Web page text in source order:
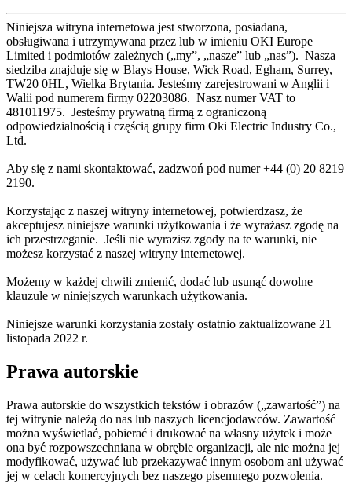
Niniejsza witryna internetowa jest stworzona, posiadana,
obsługiwana i utrzymywana przez lub w imieniu OKI Europe
Limited i podmiotów zależnych („my”, „nasze” lub „nas”). Nasza
siedziba znajduje się w Blays House, Wick Road, Egham, Surrey,
TW20 0HL, Wielka Brytania. Jesteśmy zarejestrowani w Anglii i
Walii pod numerem firmy 02203086. Nasz numer VAT to
481011975. Jesteśmy prywatną firmą z ograniczoną
odpowiedzialnością i częścią grupy firm Oki Electric Industry Co.,
Ltd.
Aby się z nami skontaktować, zadzwoń pod numer +44 (0) 20 8219
2190.
Korzystając z naszej witryny internetowej, potwierdzasz, że
akceptujesz niniejsze warunki użytkowania i że wyrażasz zgodę na
ich przestrzeganie. Jeśli nie wyrazisz zgody na te warunki, nie
możesz korzystać z naszej witryny internetowej.
Możemy w każdej chwili zmienić, dodać lub usunąć dowolne
klauzule w niniejszych warunkach użytkowania.
Niniejsze warunki korzystania zostały ostatnio zaktualizowane 21
listopada 2022 r.
Prawa autorskie
Prawa autorskie do wszystkich tekstów i obrazów („zawartość”) na
tej witrynie należą do nas lub naszych licencjodawców. Zawartość
można wyświetlać, pobierać i drukować na własny użytek i może
ona być rozpowszechniana w obrębie organizacji, ale nie można jej
modyfikować, używać lub przekazywać innym osobom ani używać
jej w celach komercyjnych bez naszego pisemnego pozwolenia.